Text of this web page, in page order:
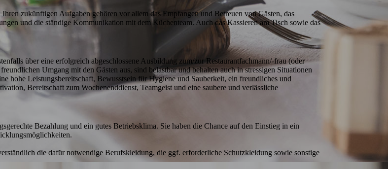
zukünftigen Aufgaben gehören vor allem das Empfangen und Betreuen von Gästen, das
und die ständige Kommunikation mit dem Küchenteam. Auch das Kassieren am Tisch sowie das
über eine erfolgreich abgeschlossene Ausbildung zum/zur Restaurantfachmann/-frau (oder
Umgang mit den Gästen aus, sind belastbar und behalten auch in stressigen Situationen
hohe Leistungsbereitschaft, Bewusstsein für Hygiene und Sauberkeit, ein freundliches und
Bereitschaft zum Wochenenddienst, Teamgeist und eine saubere und verlässliche
Bezahlung und ein gutes Betriebsklima. Sie haben die Chance auf den Einstieg in ein
die dafür notwendige Berufskleidung, die ggf. erforderliche Schutzkleidung sowie sonstige